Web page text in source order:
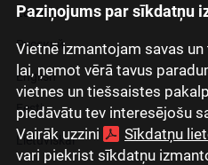
Paziņojums par sīkdatņu
Vietnē izmantojam savas
lai, ņemot vērā tavus
vietnes un tiešsaistes
piedāvātu tev interesējošu
Vairāk uzzini
Sīkdatņu
vari piekrist sīkdatņu
Latviski
Русский
English
Eesti
Lietuviškai